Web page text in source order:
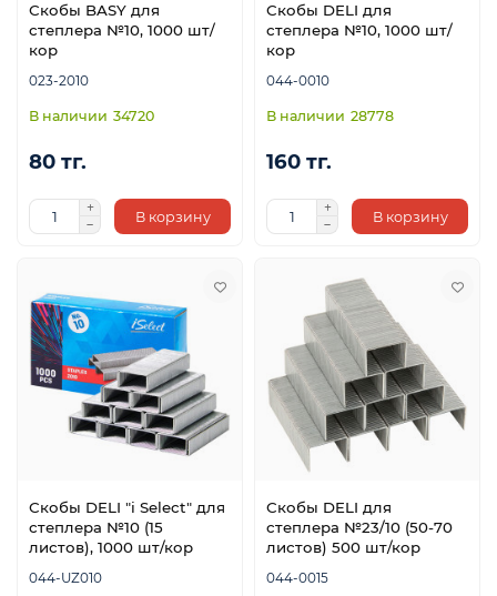
Скобы BASY для
степлера №10, 1000 шт/
кор
023-2010
34720
80 тг.
В корзину
Скобы DELI для
степлера №10, 1000 шт/
кор
044-0010
28778
160 тг.
В корзину
Скобы DELI "i Select" для
степлера №10 (15
листов), 1000 шт/кор
044-UZ010
Скобы DELI для
степлера №23/10 (50-70
листов) 500 шт/кор
044-0015